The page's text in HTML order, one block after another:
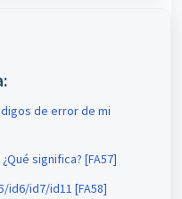
de error de mi
significa? [FA57]
id6/id7/id11 [FA58]